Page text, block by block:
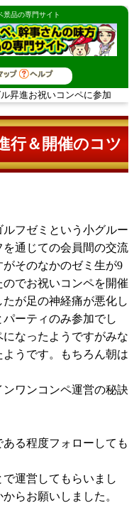
景品の専門サイト
昇進お祝いコンペに参加
行＆開催のコツ
フゼミという小グルー
通じての会員間の交流
そのなかのゼミ生が9
でお祝いコンペを開催
が足の神経痛が悪化し
ーティのみ参加でし
なったようですがみな
うです。もちろん朝は
ワンコンペ運営の秘訣
る程度フォローしても
運営してもらいまし
らお願いしました。